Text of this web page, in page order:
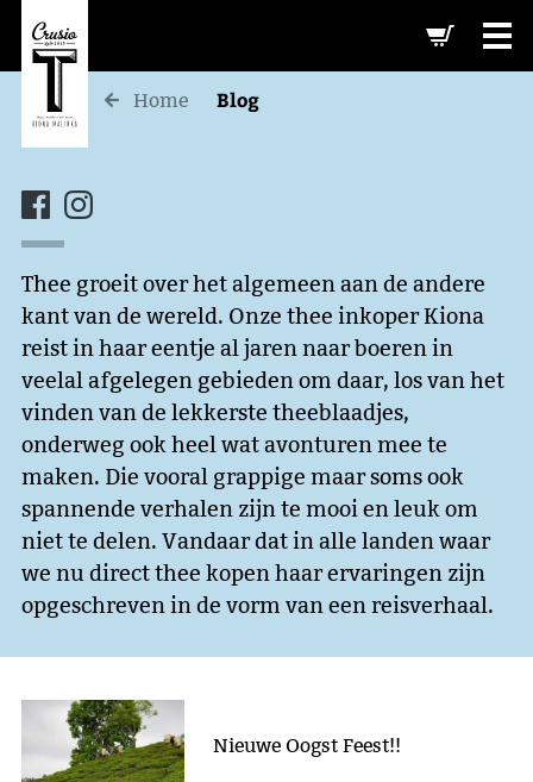
Home Blog
Thee groeit over het algemeen aan de andere
kant van de wereld. Onze thee inkoper Kiona
reist in haar eentje al jaren naar boeren in
veelal afgelegen gebieden om daar, los van het
vinden van de lekkerste theeblaadjes,
onderweg ook heel wat avonturen mee te
maken. Die vooral grappige maar soms ook
spannende verhalen zijn te mooi en leuk om
niet te delen. Vandaar dat in alle landen waar
we nu direct thee kopen haar ervaringen zijn
opgeschreven in de vorm van een reisverhaal.
Nieuwe Oogst Feest!!